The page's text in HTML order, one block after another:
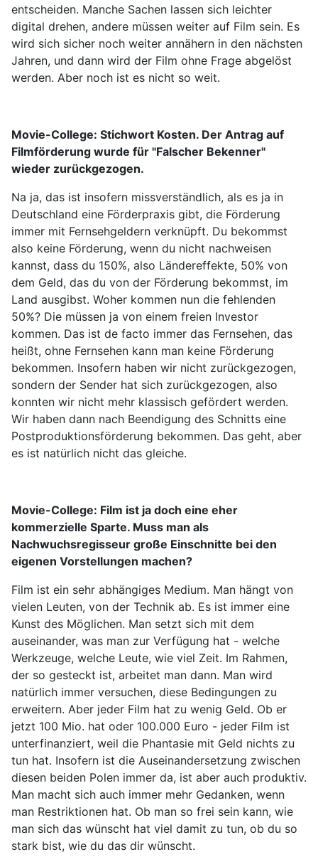
entscheiden. Manche Sachen lassen sich leichter
digital drehen, andere müssen weiter auf Film sein. Es
wird sich sicher noch weiter annähern in den nächsten
Jahren, und dann wird der Film ohne Frage abgelöst
werden. Aber noch ist es nicht so weit.
Movie-College: Stichwort Kosten. Der Antrag auf
Filmförderung wurde für "Falscher Bekenner"
wieder zurückgezogen.
Na ja, das ist insofern missverständlich, als es ja in
Deutschland eine Förderpraxis gibt, die Förderung
immer mit Fernsehgeldern verknüpft. Du bekommst
also keine Förderung, wenn du nicht nachweisen
kannst, dass du 150%, also Ländereffekte, 50% von
dem Geld, das du von der Förderung bekommst, im
Land ausgibst. Woher kommen nun die fehlenden
50%? Die müssen ja von einem freien Investor
kommen. Das ist de facto immer das Fernsehen, das
heißt, ohne Fernsehen kann man keine Förderung
bekommen. Insofern haben wir nicht zurückgezogen,
sondern der Sender hat sich zurückgezogen, also
konnten wir nicht mehr klassisch gefördert werden.
Wir haben dann nach Beendigung des Schnitts eine
Postproduktionsförderung bekommen. Das geht, aber
es ist natürlich nicht das gleiche.
Movie-College: Film ist ja doch eine eher
kommerzielle Sparte. Muss man als
Nachwuchsregisseur große Einschnitte bei den
eigenen Vorstellungen machen?
Film ist ein sehr abhängiges Medium. Man hängt von
vielen Leuten, von der Technik ab. Es ist immer eine
Kunst des Möglichen. Man setzt sich mit dem
auseinander, was man zur Verfügung hat - welche
Werkzeuge, welche Leute, wie viel Zeit. Im Rahmen,
der so gesteckt ist, arbeitet man dann. Man wird
natürlich immer versuchen, diese Bedingungen zu
erweitern. Aber jeder Film hat zu wenig Geld. Ob er
jetzt 100 Mio. hat oder 100.000 Euro - jeder Film ist
unterfinanziert, weil die Phantasie mit Geld nichts zu
tun hat. Insofern ist die Auseinandersetzung zwischen
diesen beiden Polen immer da, ist aber auch produktiv.
Man macht sich auch immer mehr Gedanken, wenn
man Restriktionen hat. Ob man so frei sein kann, wie
man sich das wünscht hat viel damit zu tun, ob du so
stark bist, wie du das dir wünscht.